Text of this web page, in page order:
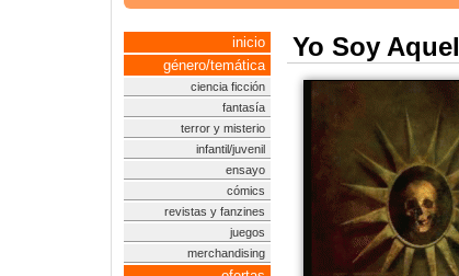
inicio
género/temática
ciencia ficción
fantasía
terror y misterio
infantil/juvenil
ensayo
cómics
revistas y fanzines
juegos
merchandising
Yo Soy Aquel